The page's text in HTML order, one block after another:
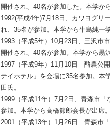
開催され、40名が参加した。本学か
1992(平成4年)7月18日、カワヨグリ
れ、35名が参加。本学から牛島純一
1993（平成5年）10月23日、三沢市
開催され、40名が参加。本学から黒
1997（平成9年）11月10日 酪農公
テイホテル」を会場に35名参加。本
田氏。
1999（平成11年）7月2日、青森市
参加。本学から高橋節郎会長が出席。
2001（平成13年）1月26日 青森市